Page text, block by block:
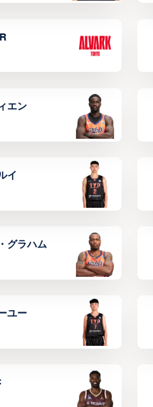
エン
イ
グラハム
ユー